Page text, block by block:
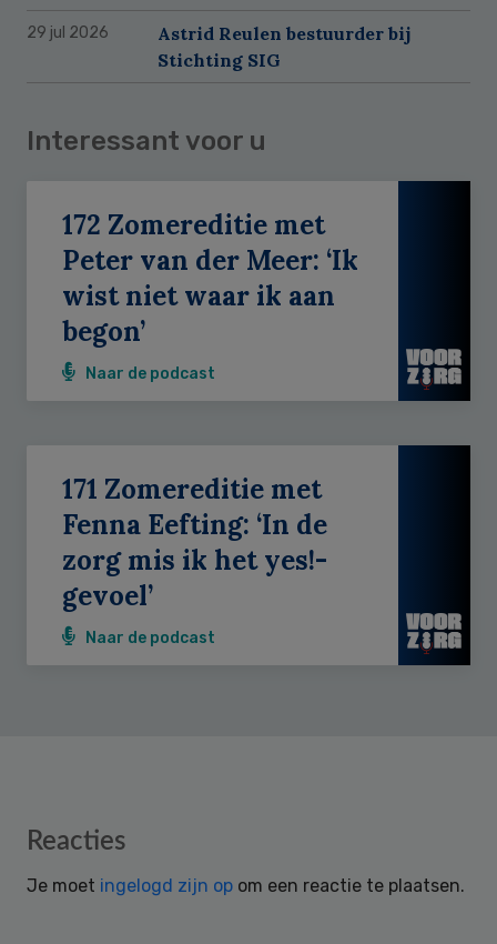
29 jul 2026
Astrid Reulen bestuurder bij
Stichting SIG
Interessant voor u
172 Zomereditie met
Peter van der Meer: ‘Ik
wist niet waar ik aan
begon’
Naar de podcast
171 Zomereditie met
Fenna Eefting: ‘In de
zorg mis ik het yes!-
gevoel’
Naar de podcast
Reader
Reacties
Je moet ingelogd zijn op om een reactie te plaatsen.